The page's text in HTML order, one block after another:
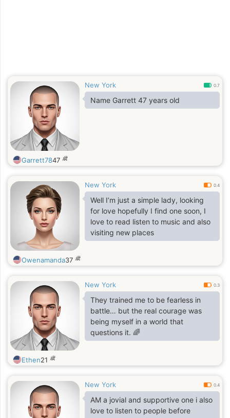
New York 0.7
Name Garrett 47 years old
Garrett7847 歳
New York 0.4
Well I’m just a simple lady, looking
for love hopefully I find one soon, I
love to read listen to music and also
visiting new places
Owenamanda37 歳
New York 0.3
They trained me to be fearless in
battle… but the real courage was
being myself in a world that
questions it. 🌈
Ethen21 歳
New York 0.4
AM a jovial and supportive one i also
love to listen to people before